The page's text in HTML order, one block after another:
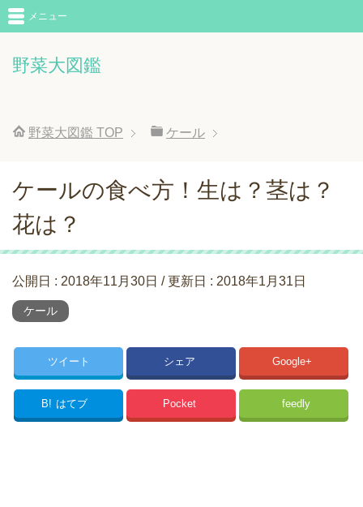
野菜大図鑑
メニュー
野菜大図鑑 TOP ケール
ケールの食べ方！生は？茎は？
花は？
公開日 : 2018年11月30日 / 更新日 : 2018年1月31日
ケール
ツイート シェア Google+
B! はてブ Pocket feedly